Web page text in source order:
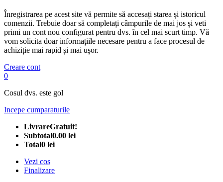
Înregistrarea pe acest site vă permite să accesați starea și istoricul
comenzii. Trebuie doar să completați câmpurile de mai jos și veti
primi un cont nou configurat pentru dvs. în cel mai scurt timp. Vă
vom solicita doar informațiile necesare pentru a face procesul de
achiziție mai rapid și mai ușor.
Creare cont
0
Cosul dvs. este gol
Incepe cumparaturile
LivrareGratuit!
Subtotal0.00 lei
Total0 lei
Vezi cos
Finalizare